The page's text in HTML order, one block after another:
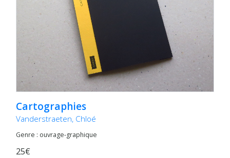
Cartographies
Vanderstraeten, Chloé
Genre : ouvrage-graphique
25€